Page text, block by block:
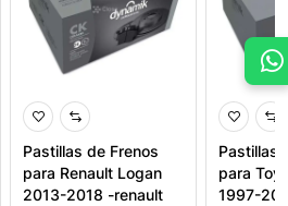
Pastillas de Frenos
para Renault Logan
2013-2018 -renault
Pastillas
para
1997-